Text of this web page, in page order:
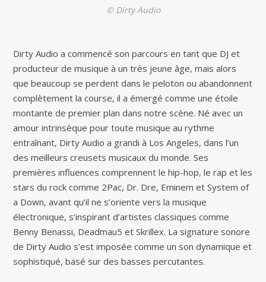
© Dirty Audio
Dirty Audio a commencé son parcours en tant que DJ et
producteur de musique à un très jeune âge, mais alors
que beaucoup se perdent dans le peloton ou abandonnent
complètement la course, il a émergé comme une étoile
montante de premier plan dans notre scène. Né avec un
amour intrinsèque pour toute musique au rythme
entraînant, Dirty Audio a grandi à Los Angeles, dans l’un
des meilleurs creusets musicaux du monde. Ses
premières influences comprennent le hip-hop, le rap et les
stars du rock comme 2Pac, Dr. Dre, Eminem et System of
a Down, avant qu’il ne s’oriente vers la musique
électronique, s’inspirant d’artistes classiques comme
Benny Benassi, Deadmau5 et Skrillex. La signature sonore
de Dirty Audio s’est imposée comme un son dynamique et
sophistiqué, basé sur des basses percutantes.